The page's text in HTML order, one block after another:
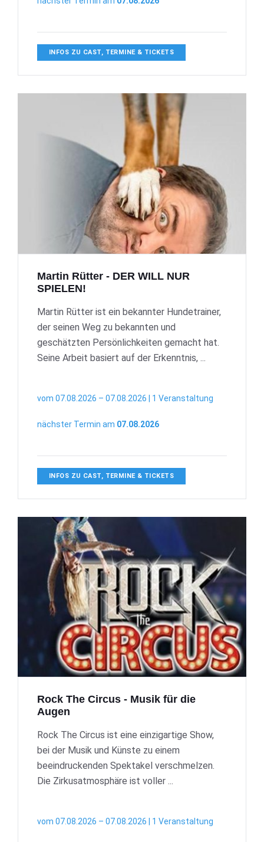
INFOS ZU CAST, TERMINE & TICKETS
Martin Rütter - DER WILL NUR
SPIELEN!
Martin Rütter ist ein bekannter Hundetrainer,
der seinen Weg zu bekannten und
geschätzten Persönlichkeiten gemacht hat.
Seine Arbeit basiert auf der Erkenntnis, ...
vom 07.08.2026 – 07.08.2026 | 1 Veranstaltung
nächster Termin am 07.08.2026
INFOS ZU CAST, TERMINE & TICKETS
Rock The Circus - Musik für die
Augen
Rock The Circus ist eine einzigartige Show,
bei der Musik und Künste zu einem
beeindruckenden Spektakel verschmelzen.
Die Zirkusatmosphäre ist voller ...
vom 07.08.2026 – 07.08.2026 | 1 Veranstaltung